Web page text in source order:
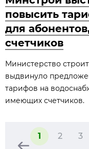
повысить
для
счетчиков
Министерство
выдвинуло
тарифов на
имеющих счетчиков.
1 2 3